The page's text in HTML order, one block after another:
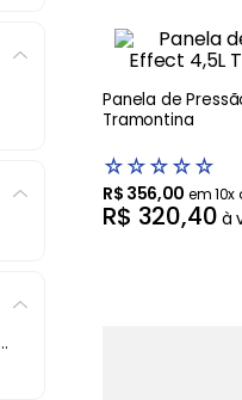
Panela de
Tramontina
☆☆☆☆☆
R$ 356,00 em10x
R$ 320,40 à